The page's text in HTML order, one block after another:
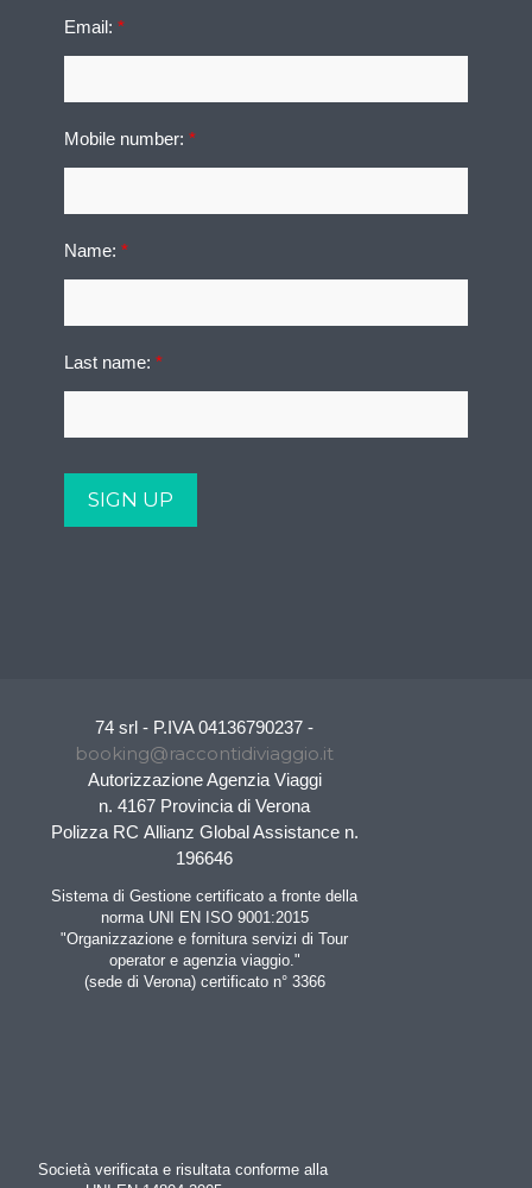
Email:*
Mobile number:*
Name:*
Last name:*
74 srl - P.IVA 04136790237 -
booking@raccontidiviaggio.it
Autorizzazione Agenzia Viaggi
n. 4167 Provincia di Verona
Polizza RC Allianz Global Assistance n.
196646
Sistema di Gestione certificato a fronte della
norma UNI EN ISO 9001:2015
"Organizzazione e fornitura servizi di Tour
operator e agenzia viaggio."
(sede di Verona) certificato n° 3366
Società verificata e risultata conforme alla